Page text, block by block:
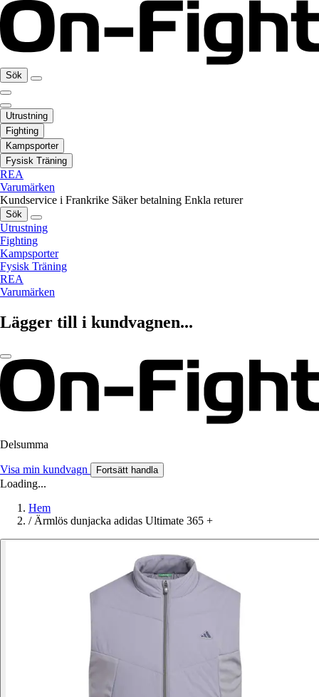
Sök
Utrustning
Fighting
Kampsporter
Fysisk Träning
REA
Varumärken
Kundservice i Frankrike Säker betalning Enkla returer
Sök
Utrustning
Fighting
Kampsporter
Fysisk Träning
REA
Varumärken
Lägger till i kundvagnen...
Delsumma
Visa min kundvagn Fortsätt handla
Loading...
Hem
/ Ärmlös dunjacka adidas Ultimate 365 +